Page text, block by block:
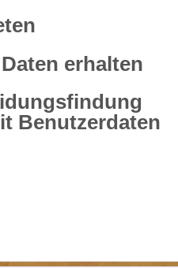
erhalten
Benutzerdaten